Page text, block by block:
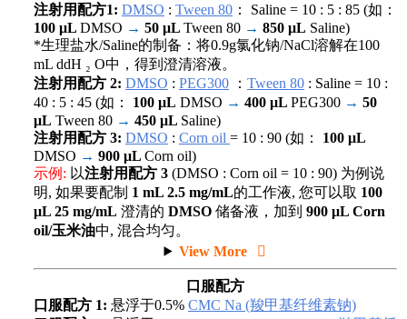
注射用配方1: DMSO : Tween 80 ： Saline = 10 : 5 : 85 (如：
100 μL DMSO → 50 μL Tween 80 → 850 μL Saline)
*生理盐水/Saline的制备：将0.9g氯化钠/NaCl溶解在100
mL ddH ₂ O中，得到澄清溶液。
注射用配方 2: DMSO : PEG300 ： Tween 80 : Saline = 10 :
40 : 5 : 45 (如： 100 μL DMSO → 400 μL PEG300 → 50
μL Tween 80 → 450 μL Saline)
注射用配方 3: DMSO : Corn oil = 10 : 90 (如： 100 μL
DMSO → 900 μL Corn oil)
示例: 以注射用配方 3 (DMSO : Corn oil = 10 : 90) 为例说
明, 如果要配制 1 mL 2.5 mg/mL的工作液, 您可以取 100
μL 25 mg/mL 澄清的 DMSO 储备液，加到 900 μL Corn
oil/玉米油中, 混合均匀。
View More
口服配方
口服配方 1: 悬浮于0.5% CMC Na (羧甲基纤维素钠)